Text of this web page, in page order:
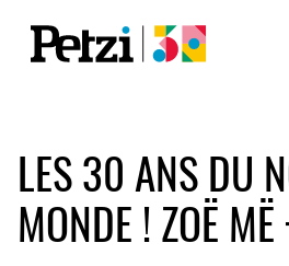
LES 30 ANS DU
MONDE ! ZOË